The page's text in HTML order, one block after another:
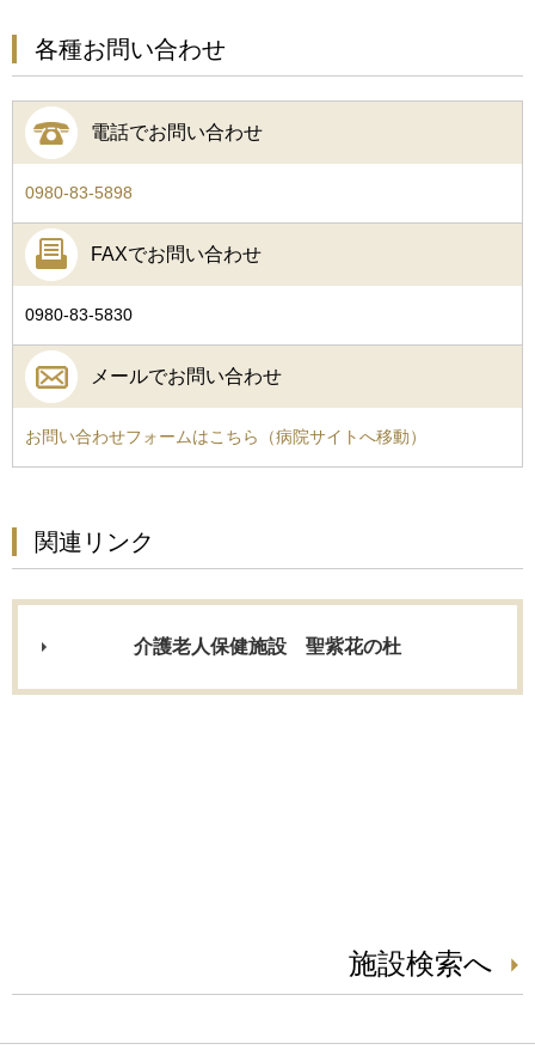
各種お問い合わせ
電話でお問い合わせ
0980-83-5898
FAXでお問い合わせ
0980-83-5830
メールでお問い合わせ
お問い合わせフォームはこちら（病院サイトへ移動）
関連リンク
介護老人保健施設 聖紫花の杜
施設検索へ